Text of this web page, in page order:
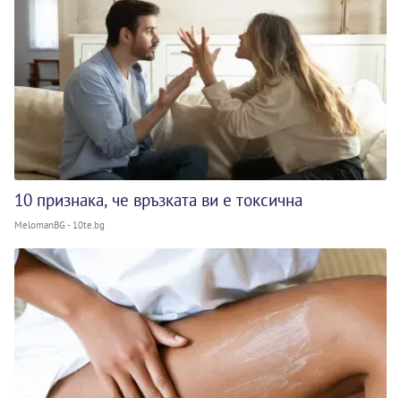
10 признака, че връзката ви е токсична
MelomanBG - 10te.bg